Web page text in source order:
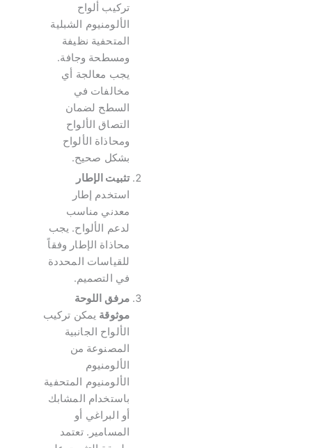
تركيب ألواح
الألومنيوم الشبلية
المتحفية نظيفة
ومسطحة وجافة.
يجب معالجة أي
مخالفات في
السطح لضمان
التصاق الألواح
ومحاذاة الألواح
بشكل صحيح.
تثبيت الإطار
استخدم إطار
معدني مناسب
لدعم الألواح. يجب
محاذاة الإطار وفقاً
للقياسات المحددة
في التصميم.
مرفق اللوحة
موثوقة يمكن تركيب
الألواح الجانبية
المصنوعة من
الألومنيوم
الألومنيوم المتحفية
باستخدام المشابك
أو البراغي أو
المسامير. تعتمد